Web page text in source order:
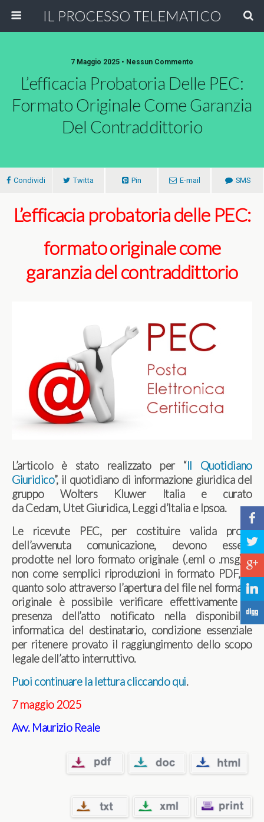
IL PROCESSO TELEMATICO
7 Maggio 2025 • Nessun Commento
L’efficacia Probatoria Delle PEC:
Formato Originale Come Garanzia
Del Contraddittorio
Condividi Twitta Pin E-mail SMS
L’efficacia probatoria delle PEC:
formato originale come
garanzia del contraddittorio
L’articolo è stato realizzato per “Il Quotidiano
Giuridico”, il quotidiano di informazione giuridica del
gruppo Wolters Kluwer Italia e curato
da Cedam, Utet Giuridica, Leggi d’Italia e Ipsoa.
Le ricevute PEC, per costituire valida prova
dell’avvenuta comunicazione, devono essere
prodotte nel loro formato originale (.eml o .msg) e
non come semplici riproduzioni in formato PDF, in
quanto solo attraverso l’apertura del file nel formato
originale è possibile verificare effettivamente la
presenza dell’atto notificato nella disponibilità
informatica del destinatario, condizione essenziale
per ritenere provato il raggiungimento dello scopo
legale dell’atto interruttivo.
Puoi continuare la lettura cliccando qui.
7 maggio 2025
Avv. Maurizio Reale
b
a
c
j
F